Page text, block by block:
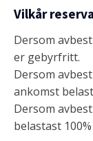
Vilkår
Dersom
er gebyrfritt.
Dersom
ankomst
Dersom
belastast